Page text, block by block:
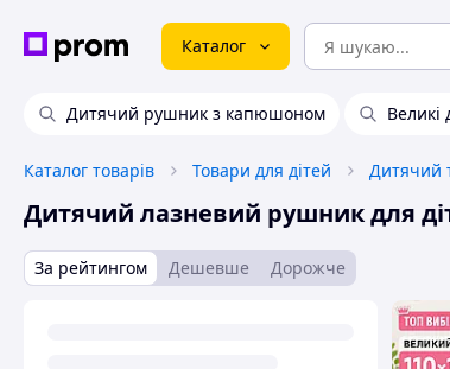
Каталог
Дитячий рушник з капюшоном Великі
Каталог товарів Товари для дітей Дитячий
Дитячий лазневий рушник для
За рейтингом Дешевше Дорожче